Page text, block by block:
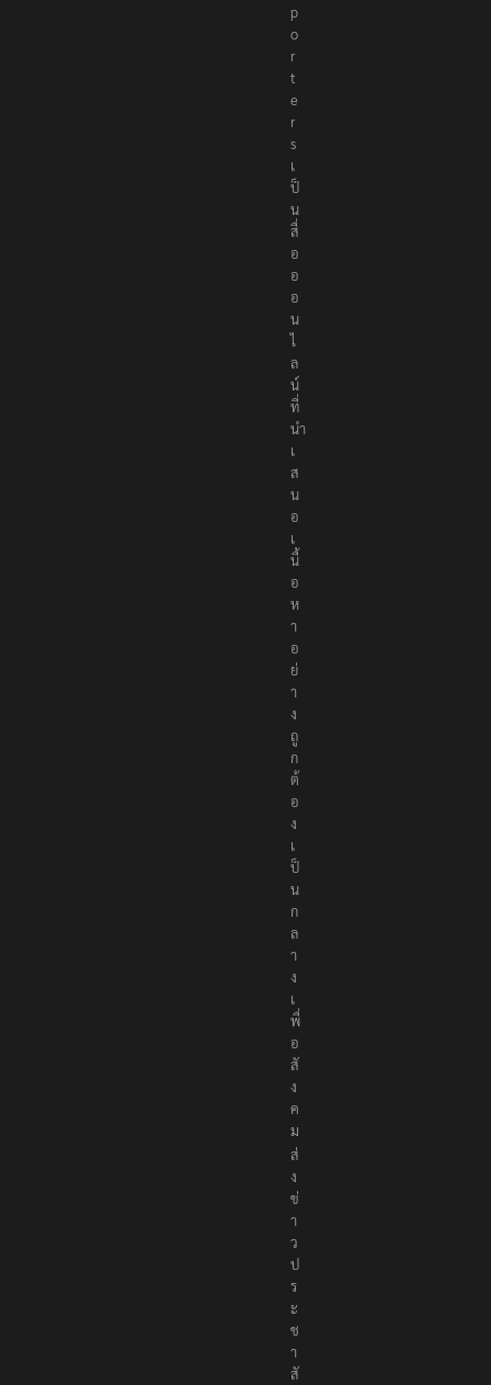
p
o
r
t
e
r
s
เ
ป็
น
สื่
อ
อ
อ
น
ไ
ล
น์
ที่
นำ
เ
ส
น
อ
เ
นื้
อ
ห
า
อ
ย่
า
ง
ถู
ก
ต้
อ
ง
เ
ป็
น
ก
ล
า
ง
เ
พื่
อ
สั
ง
ค
ม
ส่
ง
ข่
า
ว
ป
ร
ะ
ช
า
สั